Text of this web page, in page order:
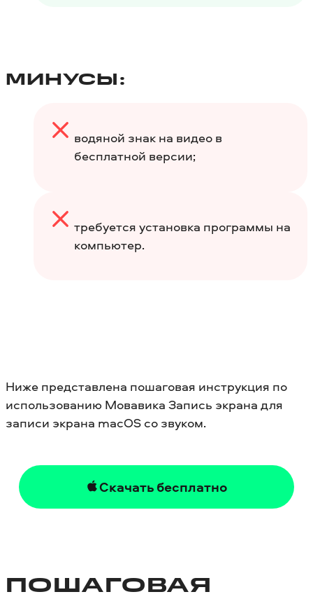
МИНУСЫ:
водяной знак на видео в
бесплатной версии;
требуется установка программы на
компьютер.
Ниже представлена пошаговая инструкция по
использованию Мовавика Запись экрана для
записи экрана macOS со звуком.
Скачать бесплатно
ПОШАГОВАЯ